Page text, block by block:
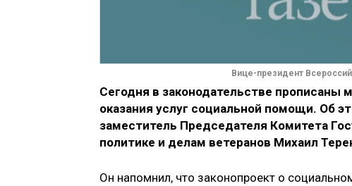
Вице-президент
Сегодня в законодательстве
оказания услуг социальной помощи. Об
заместитель Председателя Комитета
политике и делам ветеранов Михаил
Он напомнил, что законопроект о